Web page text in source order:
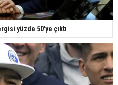
yüzde 50'ye çıktı